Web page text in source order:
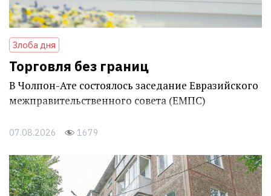
Злоба дня
Торговля без границ
В Чолпон-Ате состоялось заседание Евразийского
межправительственного совета (ЕМПС)
07.08.2026 1679